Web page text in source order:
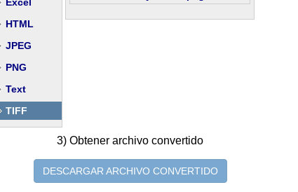
HTML
JPEG
PNG
Text
TIFF
3) Obtener archivo convertido
DESCARGAR ARCHIVO CONVERTIDO